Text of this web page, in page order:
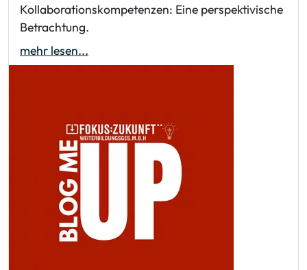
Kollaborationskompetenzen: Eine perspektivische
Betrachtung.
mehr lesen...